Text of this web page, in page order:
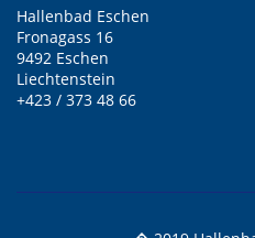
Hallenbad Eschen
Fronagass 16
9492 Eschen
Liechtenstein
+423 / 373 48 66